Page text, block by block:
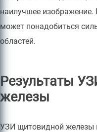
наилучшее
может понадобиться
областей.
Результаты
железы
УЗИ щитовидной